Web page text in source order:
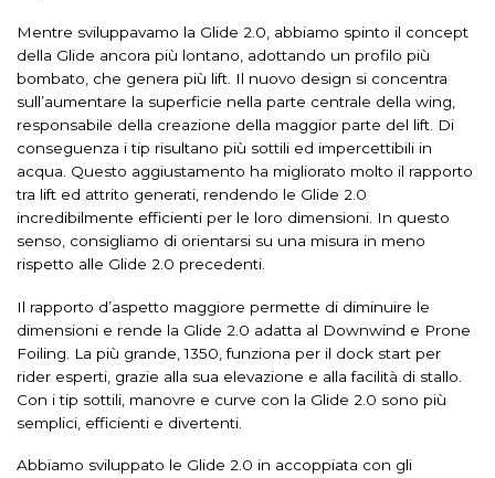
Mentre sviluppavamo la Glide 2.0, abbiamo spinto il concept
della Glide ancora più lontano, adottando un profilo più
bombato, che genera più lift. Il nuovo design si concentra
sull’aumentare la superficie nella parte centrale della wing,
responsabile della creazione della maggior parte del lift. Di
conseguenza i tip risultano più sottili ed impercettibili in
acqua. Questo aggiustamento ha migliorato molto il rapporto
tra lift ed attrito generati, rendendo le Glide 2.0
incredibilmente efficienti per le loro dimensioni. In questo
senso, consigliamo di orientarsi su una misura in meno
rispetto alle Glide 2.0 precedenti.
Il rapporto d’aspetto maggiore permette di diminuire le
dimensioni e rende la Glide 2.0 adatta al Downwind e Prone
Foiling. La più grande, 1350, funziona per il dock start per
rider esperti, grazie alla sua elevazione e alla facilità di stallo.
Con i tip sottili, manovre e curve con la Glide 2.0 sono più
semplici, efficienti e divertenti.
Abbiamo sviluppato le Glide 2.0 in accoppiata con gli